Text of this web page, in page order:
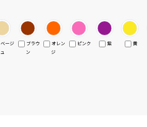
ベージ
ュ
ブラウ
ン
オレン
ジ
ピンク 紫 黄